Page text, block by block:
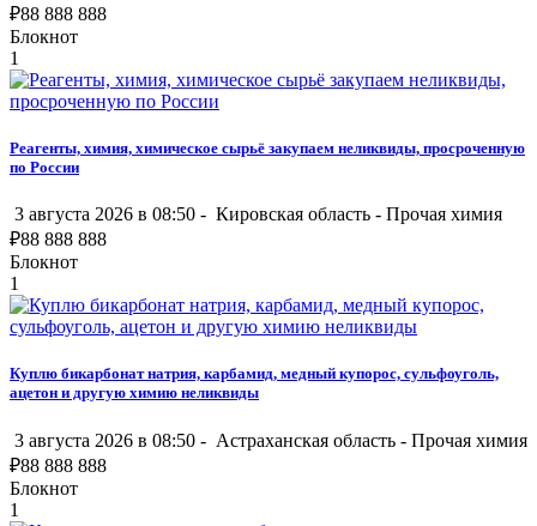
₽88 888 888
Блокнот
1
Реагенты, химия, химическое сырьё закупаем неликвиды, просроченную
по России
3 августа 2026 в 08:50 - Кировская область - Прочая химия
₽88 888 888
Блокнот
1
Куплю бикарбонат натрия, карбамид, медный купорос, сульфоуголь,
ацетон и другую химию неликвиды
3 августа 2026 в 08:50 - Астраханская область - Прочая химия
₽88 888 888
Блокнот
1